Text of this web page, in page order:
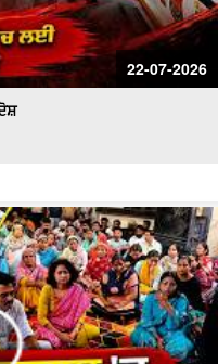
22-07-2026